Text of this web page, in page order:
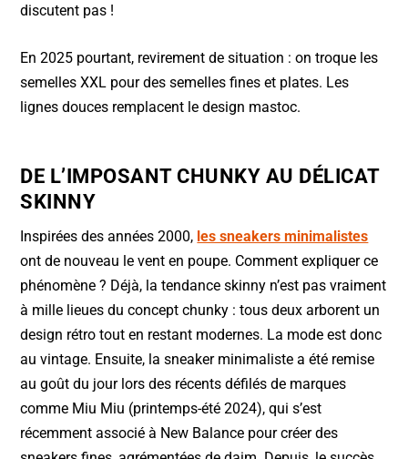
discutent pas !
En 2025 pourtant, revirement de situation : on troque les
semelles XXL pour des semelles fines et plates. Les
lignes douces remplacent le design mastoc.
DE L’IMPOSANT CHUNKY AU DÉLICAT
SKINNY
Inspirées des années 2000, les sneakers minimalistes
ont de nouveau le vent en poupe. Comment expliquer ce
phénomène ? Déjà, la tendance skinny n’est pas vraiment
à mille lieues du concept chunky : tous deux arborent un
design rétro tout en restant modernes. La mode est donc
au vintage. Ensuite, la sneaker minimaliste a été remise
au goût du jour lors des récents défilés de marques
comme Miu Miu (printemps-été 2024), qui s’est
récemment associé à New Balance pour créer des